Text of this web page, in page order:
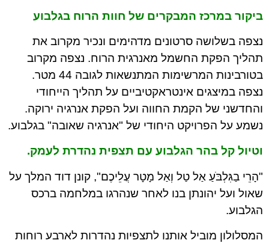
ביקור במרכז המבקרים של חוות הרוח בגלבוע
נצפה בשלושה סרטונים מדהימים ונכיר מקרוב את
תהליך הפקת החשמל מאנרגית הרוח. נצפה מקרוב
בטורבינות המרשימות המתנשאות לגובה 44 מטר.
נצפה במיצגים אינטראקטיביים על תהליך הייחודי
והחדשני של הקמת החווה ועל הפקת אנרגיה ירוקה.
נשמע על הפרויקט היחודי של "אנרגיה שאובה" בגלבוע.
וטיול קל בהר הגלבוע עם תצפית נהדרת לעמק.
"הָרֵי בַגִּלְבֹּעַ אַל טַל וְאַל מָטָר עֲלֵיכֶם", קונן דוד המלך על
שאול ועל יהונתן בנו לאחר שנהרגו במלחמה ברכס
הגלבוע.
המסלולון מוביל אותנו לתצפיות נהדרות לארבע רוחות